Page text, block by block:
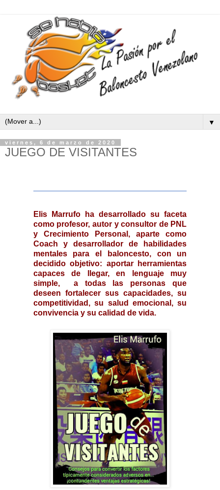
▼
viernes, 6 de marzo de 2020
JUEGO DE VISITANTES
Elis Marrufo ha desarrollado su faceta
como profesor, autor y consultor de PNL
y Crecimiento Personal, aparte como
Coach y desarrollador de habilidades
mentales para el baloncesto, con un
decidido objetivo: aportar herramientas
capaces de llegar, en lenguaje muy
simple,
a todas las personas que
deseen fortalecer sus capacidades, su
competitividad, su salud emocional, su
convivencia y su calidad de vida.